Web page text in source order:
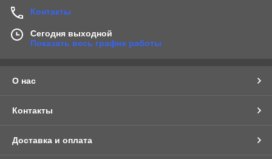
Контакты
Сегодня выходной
Показать весь график работы
О нас
Контакты
Доставка и оплата